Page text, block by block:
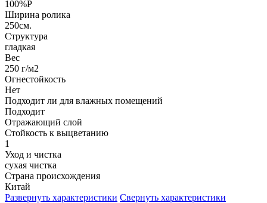
100%P
Ширина ролика
250см.
Структура
гладкая
Вес
250 г/м2
Огнестойкость
Нет
Подходит ли для влажных помещений
Подходит
Отражающий слой
Стойкость к выцветанию
1
Уход и чистка
сухая чистка
Страна происхождения
Китай
Развернуть характеристики Свернуть характеристики